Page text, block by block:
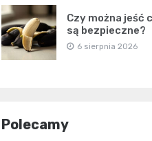
Czy można jeść
są bezpieczne?
6 sierpnia 2026
Polecamy